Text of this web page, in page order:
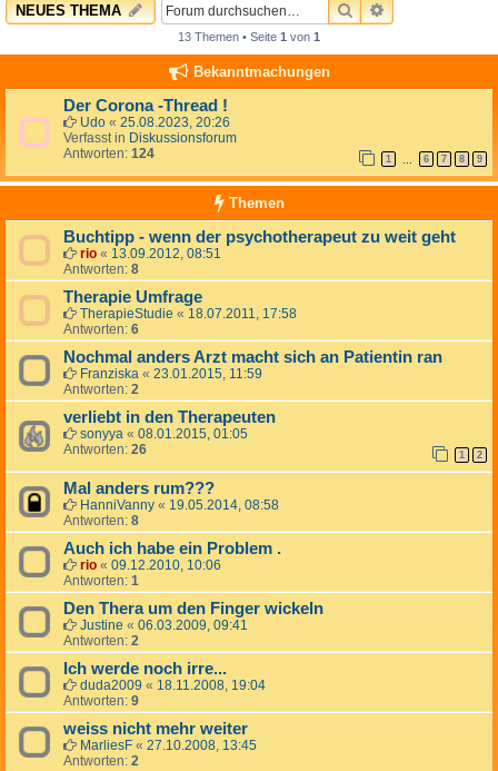
NEUES THEMA SUCHEERWEITERTE
13 Themen • Seite 1 von 1
Bekanntmachungen
Der Corona -Thread !
Udo « 25.08.2023, 20:26
Verfasst in Diskussionsforum
Antworten: 124 1 … 6 7 8 9
Themen
Buchtipp - wenn der psychotherapeut zu weit geht
rio « 13.09.2012, 08:51
Antworten: 8
Therapie Umfrage
TherapieStudie « 18.07.2011, 17:58
Antworten: 6
Nochmal anders Arzt macht sich an Patientin ran
Franziska « 23.01.2015, 11:59
Antworten: 2
verliebt in den Therapeuten
sonyya « 08.01.2015, 01:05
Antworten: 26 1 2
Mal anders rum???
HanniVanny « 19.05.2014, 08:58
Antworten: 8
Auch ich habe ein Problem .
rio « 09.12.2010, 10:06
Antworten: 1
Den Thera um den Finger wickeln
Justine « 06.03.2009, 09:41
Antworten: 2
Ich werde noch irre...
duda2009 « 18.11.2008, 19:04
Antworten: 9
weiss nicht mehr weiter
MarliesF « 27.10.2008, 13:45
Antworten: 2